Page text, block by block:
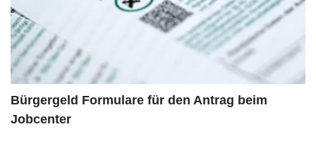
Bürgergeld Formulare für den Antrag beim
Jobcenter